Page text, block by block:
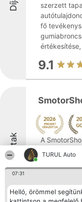
TURUL Auto
07:31
Helló, örömmel
szerzett
fő
értékesítése,
9.1
Díjazottak
A
kínálva
részére